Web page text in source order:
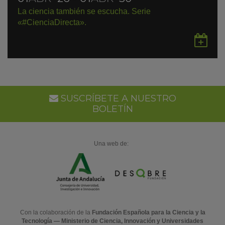
La ciencia también se escucha. Serie
«#CienciaDirecta».
en
SUSCRÍBETE A NUESTRO
BOLETÍN
Una web de:
Con la colaboración de la Fundación Española para la Ciencia y la
Tecnología — Ministerio de Ciencia, Innovación y Universidades